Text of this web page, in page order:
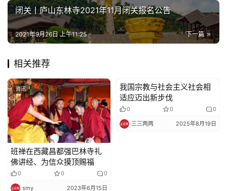
佛
教
人
物
寺
院
巡
礼
视
频
纪
录
登录 注册
闭关丨庐山东林寺2021年11月闭关报名公告
下一篇
2021年9月26日 上午11:25
相关推荐
资讯
班禅在西藏昌都强巴林寺礼
佛讲经、为信众摸顶赐福
0 0 0
smy 2023年6月15日
资讯
我国宗教与社会主义社会相
适应迈出新步伐
0 0 0
三三两两 2025年8月19日